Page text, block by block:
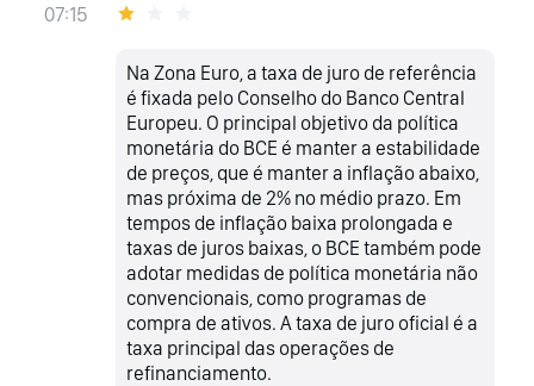
07:15
Na Zona Euro, a taxa de juro de referência
é fixada pelo Conselho do Banco Central
Europeu. O principal objetivo da política
monetária do BCE é manter a estabilidade
de preços, que é manter a inflação abaixo,
mas próxima de 2% no médio prazo. Em
tempos de inflação baixa prolongada e
taxas de juros baixas, o BCE também pode
adotar medidas de política monetária não
convencionais, como programas de
compra de ativos. A taxa de juro oficial é a
taxa principal das operações de
refinanciamento.